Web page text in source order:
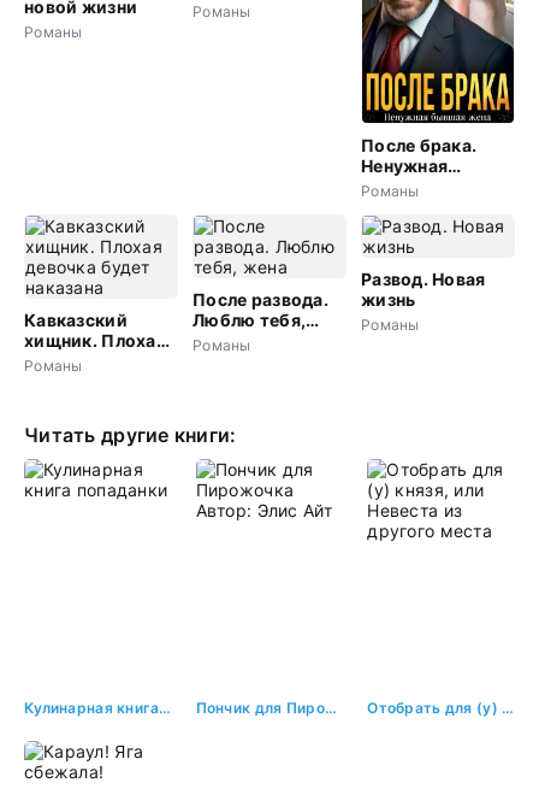
новой жизни
Романы
Романы
После брака.
Ненужная
бывшая жена
Романы
Кавказский
хищник. Плохая
девочка будет
Романы
После развода.
Люблю тебя,
жена
Романы
Развод. Новая
жизнь
Романы
Читать другие книги:
Кулинарная книга попаданки Пончик для Пирожочка Автор: Элис Айт Отобрать для (у) князя, или Невеста из другого места